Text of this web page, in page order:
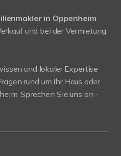
in Oppenheim
und bei der Vermietung
und lokaler Expertise
rund um Ihr Haus oder
Sprechen Sie uns an -